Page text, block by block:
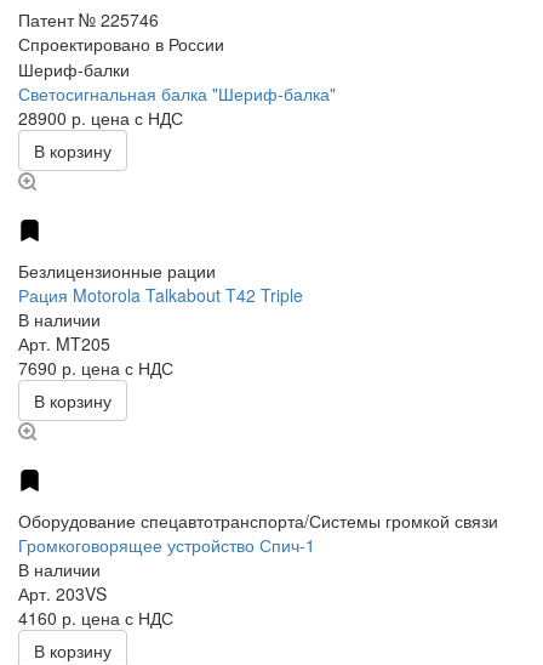
Патент № 225746
Спроектировано в России
Шериф-балки
Светосигнальная балка "Шериф-балка"
28900 р. цена с НДС
В корзину
Безлицензионные рации
Рация Motorola Talkabout T42 Triple
В наличии
Арт. MT205
7690 р. цена с НДС
В корзину
Оборудование спецавтотранспорта/Системы громкой связи
Громкоговорящее устройство Спич-1
В наличии
Арт. 203VS
4160 р. цена с НДС
В корзину